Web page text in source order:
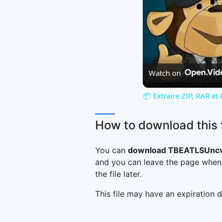
Watch on
📦 Extraire ZIP, RAR
How to download this
You can download
and you can leave the page
the file later.
This file may have an expiration